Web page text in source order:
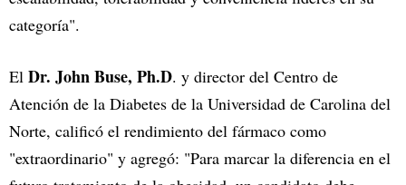
categoría".
El Dr. John Buse, Ph.D. y director del Centro de
Atención de la Diabetes de la Universidad de Carolina del
Norte, calificó el rendimiento del fármaco como
"extraordinario" y agregó: "Para marcar la diferencia en el